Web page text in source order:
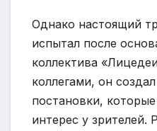
Однако настоящий
испытал после
коллектива
коллегами, он
постановки,
интерес у зрителей.